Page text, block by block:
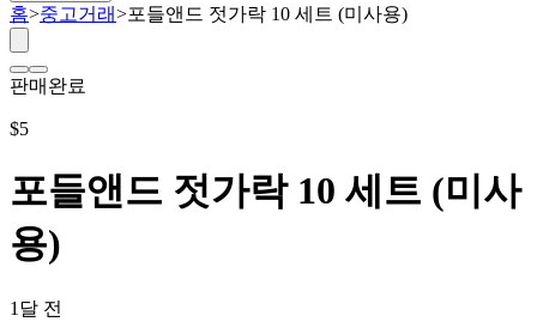
홈>중고거래>포들앤드 젓가락 10 세트 (미사용)
판매완료
$5
포들앤드 젓가락 10 세트 (미사
용)
1달 전